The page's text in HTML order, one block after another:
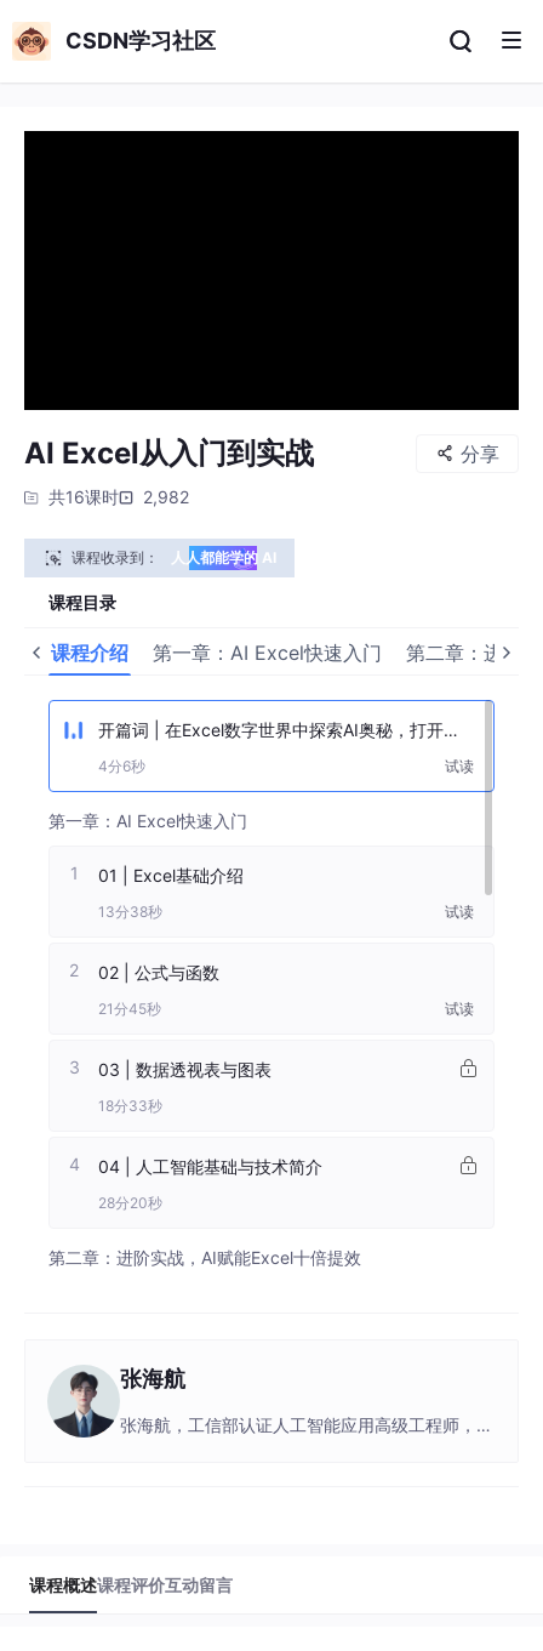
CSDN学习社区
AI Excel从入门到实战 分享
共16课时 2,982
课程收录到：
人人都能学的 AI
应用课 10 门（1
课程目录
课程介绍 第一章：AI Excel快速入门 第二章：进阶
开篇词 | 在Excel数字世界中探索AI奥秘，打开提
效大门！
4分6秒 试读
第一章：AI Excel快速入门
1 01 | Excel基础介绍
13分38秒 试读
2 02 | 公式与函数
21分45秒 试读
3 03 | 数据透视表与图表
18分33秒
4 04 | 人工智能基础与技术简介
28分20秒
第二章：进阶实战，AI赋能Excel十倍提效
2
4
张海航
张海航，工信部认证人工智能应用高级工程师，现
课程概述课程评价互动留言